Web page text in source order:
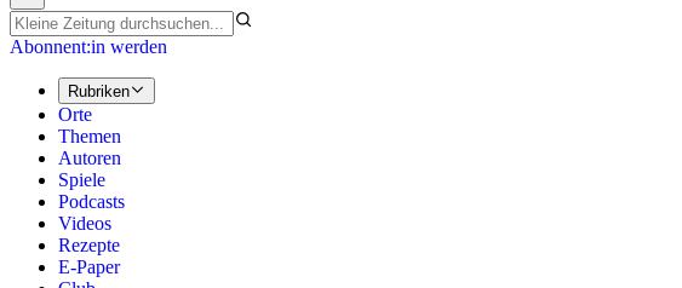
Abonnent:in werden
Rubriken
Orte
Themen
Autoren
Spiele
Podcasts
Videos
Rezepte
E-Paper